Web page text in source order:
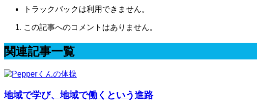
トラックバックは利用できません。
この記事へのコメントはありません。
関連記事一覧
地域で学び、地域で働くという進路